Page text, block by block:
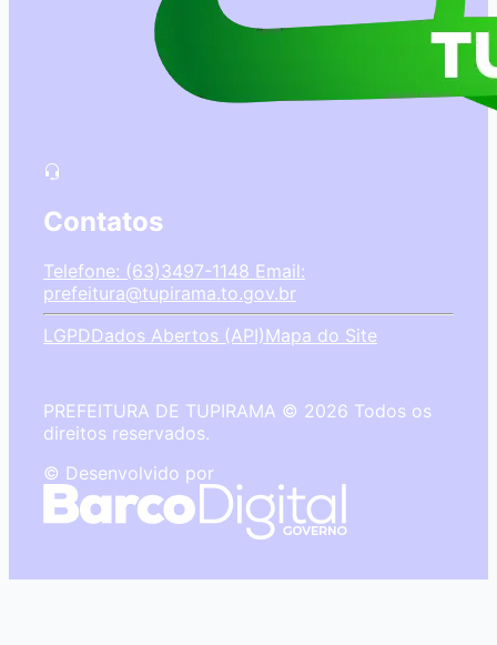
Contatos
Telefone: (63)3497-1148 Email:
prefeitura@tupirama.to.gov.br
LGPDDados Abertos (API)Mapa do Site
PREFEITURA DE TUPIRAMA © 2026 Todos os
direitos reservados.
© Desenvolvido por